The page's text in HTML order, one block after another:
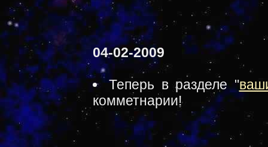
04-02-2009
Теперь в разделе "
комметнарии!